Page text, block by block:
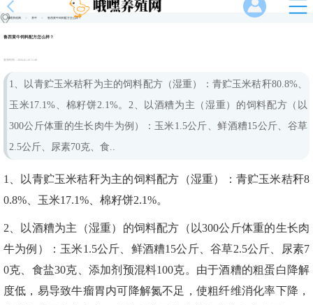
哦嘿养殖网 > 养牛 > 鲁西黄牛饲料配方怎么样？
鲁西黄牛饲料配方怎么样？
发布时间： 2026-01-10 11:40
1、以青贮玉米秸秆为主的饲料配方（湿重）：青贮玉米秸秆80.8%、
玉米17.1%、棉籽饼2.1%。2、以酒糟为主（湿重）的饲料配方（以
300公斤体重的生长肉牛为例）：玉米1.5公斤、鲜酒糟15公斤、谷草
2.5公斤、尿素70克、食..
1、以青贮玉米秸秆为主的饲料配方（湿重）：青贮玉米秸秆8
0.8%、玉米17.1%、棉籽饼2.1%。
2、以酒糟为主（湿重）的饲料配方（以300公斤体重的生长肉
牛为例）：玉米1.5公斤、鲜酒糟15公斤、谷草2.5公斤、尿素7
0克、食盐30克、添加剂预混料100克。由于酒糟的粗蛋白降解
度低，易导致牛瘤胃内可降解氮不足，使粗纤维消化率下降，